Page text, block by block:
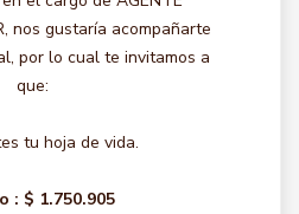
nos gustaría acompañarte
por lo cual te invitamos a
que:
tu hoja de vida.
: $ 1.750.905